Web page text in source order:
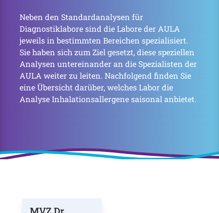
Neben den Standardanalysen für
Diagnostiklabore sind die Labore der AULA
jeweils in bestimmten Bereichen spezialisiert.
Sie haben sich zum Ziel gesetzt, diese speziellen
Analysen untereinander an die Spezialisten der
AULA weiter zu leiten. Nachfolgend finden Sie
eine Übersicht darüber, welches Labor die
Analyse Inhalationsallergene saisonal anbietet.